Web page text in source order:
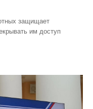
защищает
им доступ